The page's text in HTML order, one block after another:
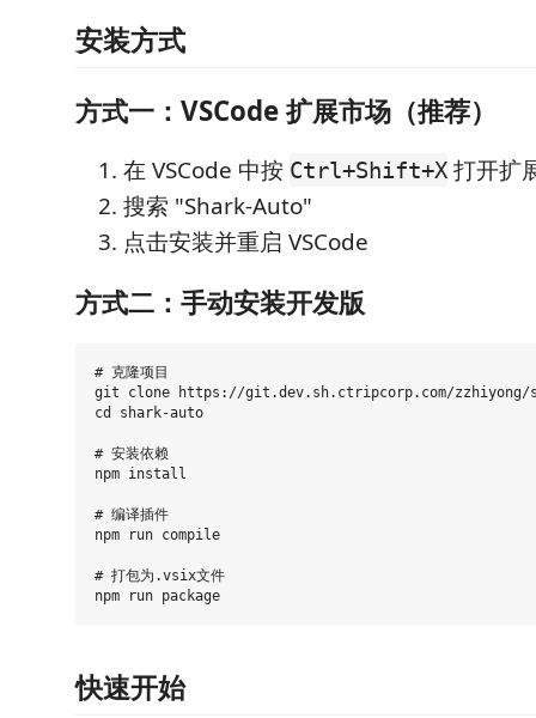
安装方式
方式一：VSCode 扩展市场（推荐）
在 VSCode 中按 Ctrl+Shift+X 打开扩
搜索 "Shark-Auto"
点击安装并重启 VSCode
方式二：手动安装开发版
# 克隆项目
git clone https://git.dev.sh.ctripcorp.com/zzhiyong/
cd shark-auto
# 安装依赖
npm install
# 编译插件
npm run compile
# 打包为.vsix文件
快速开始